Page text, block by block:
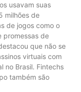
usavam suas
milhões de
de jogos como o
promessas de
que não se
virtuais com
no Brasil. Fintechs
também são